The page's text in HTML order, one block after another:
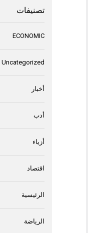
تصنيفات
ECONOMIC
Uncategorized
أخبار
أدب
أزياء
اقتصاد
الرئيسية
الرياضة